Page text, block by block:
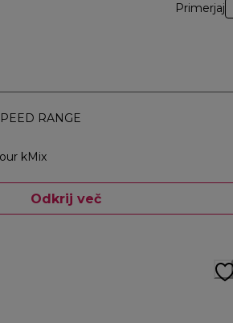
Primerjaj
RANGE
kMix
Odkrij več